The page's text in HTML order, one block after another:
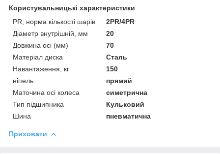
Користувальницькі характеристики
PR, норма кількості шарів
2PR/4PR
Діаметр внутрішній, мм
20
Довжина осі (мм)
70
Матеріал диска
Сталь
Навантаження, кг
150
ніпель
прямий
Маточина осі колеса
симетрична
Тип підшипника
Кульковий
Шина
пневматична
Приховати